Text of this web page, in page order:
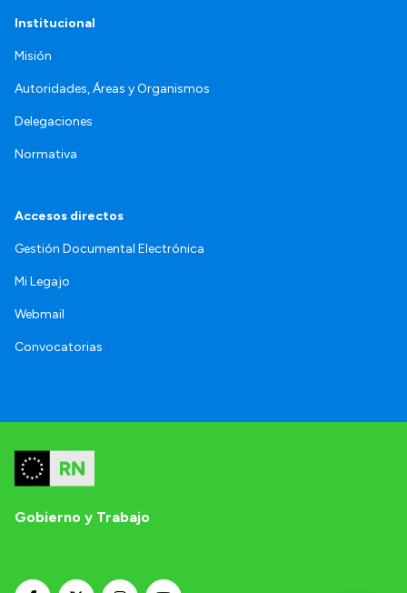
Institucional
Misión
Autoridades, Áreas y Organismos
Delegaciones
Normativa
Accesos directos
Gestión Documental Electrónica
Mi Legajo
Webmail
Convocatorias
Gobierno y Trabajo